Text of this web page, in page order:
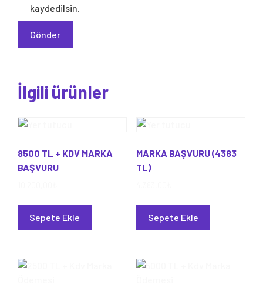
kaydedilsin.
İlgili ürünler
8500 TL + KDV MARKA
BAŞVURU
Sepete Ekle
MARKA BAŞVURU (4383
TL)
Sepete Ekle